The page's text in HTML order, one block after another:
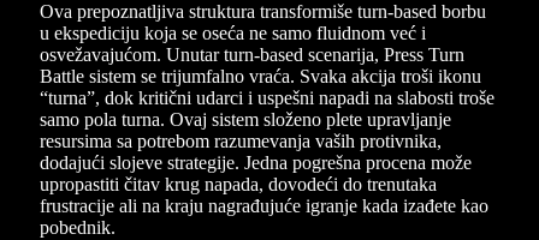
Ova prepoznatljiva struktura transformiše turn-based borbu
u ekspediciju koja se oseća ne samo fluidnom već i
osvežavajućom. Unutar turn-based scenarija, Press Turn
Battle sistem se trijumfalno vraća. Svaka akcija troši ikonu
“turna”, dok kritični udarci i uspešni napadi na slabosti troše
samo pola turna. Ovaj sistem složeno plete upravljanje
resursima sa potrebom razumevanja vaših protivnika,
dodajući slojeve strategije. Jedna pogrešna procena može
upropastiti čitav krug napada, dovodeći do trenutaka
frustracije ali na kraju nagrađujuće igranje kada izađete kao
pobednik.